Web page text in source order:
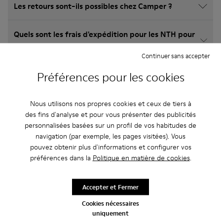
Préférences pour les cookies
Nous utilisons nos propres cookies et ceux de tiers à
des fins d'analyse et pour vous présenter des publicités
personnalisées basées sur un profil de vos habitudes de
navigation (par exemple, les pages visitées). Vous
pouvez obtenir plus d'informations et configurer vos
préférences dans la Politique en matière de cookies.
Cookies nécessaires
uniquement
Continuer sans accepter
Accepter et Fermer
Les retours sont-ils possibles chez Camper ?
Quels sont les frais d'expédition pour les NTH pour
Homme Camper?
Autres Catégories
Bottines Non Leather
Ballerines
Chaussures à lacets
Mocassins
Bottes
Chaussures casual